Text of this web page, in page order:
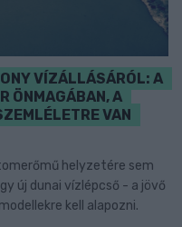
VÍZÁLLÁSÁRÓL: A
ÖNMAGÁBAN, A
VAN
helyzetére sem
új dunai vízlépcső - a jövő
kell alapozni.